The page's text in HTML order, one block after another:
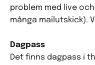
problem med live
många mailutskick).
Dagpass
Det finns dagpass i